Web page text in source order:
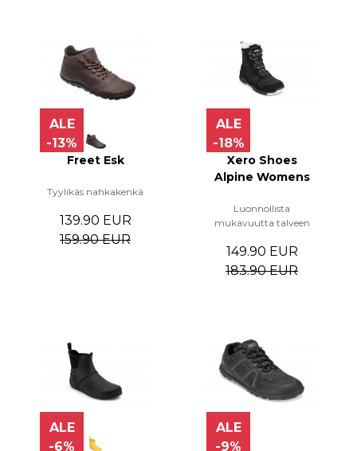
ALE
-13%
Freet Esk
Tyylikäs nahkakenkä
139.90 EUR
159.90 EUR
ALE
-18%
Xero Shoes
Alpine Womens
Luonnollista
mukavuutta talveen
149.90 EUR
183.90 EUR
ALE
-6%
ALE
-9%